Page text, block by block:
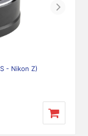
Next
- Nikon Z)